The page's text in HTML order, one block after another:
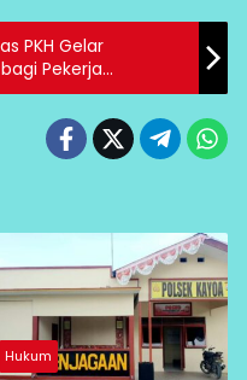
PKH Gelar
Pekerja
Hukum